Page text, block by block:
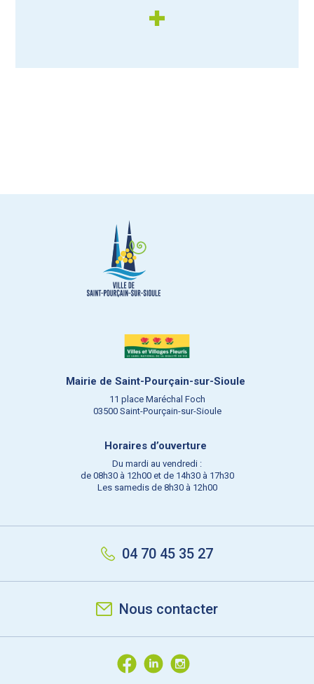
Mairie de Saint-Pourçain-sur-Sioule
11 place Maréchal Foch
03500 Saint-Pourçain-sur-Sioule
Horaires d’ouverture
Du mardi au vendredi :
de 08h30 à 12h00 et de 14h30 à 17h30
Les samedis de 8h30 à 12h00
04 70 45 35 27
Nous contacter